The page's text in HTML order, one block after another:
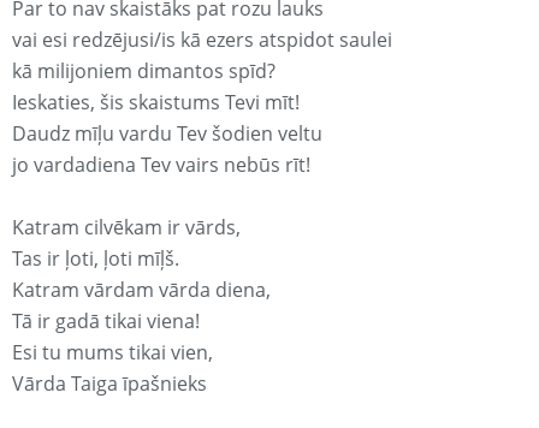
Par to nav skaistāks pat rozu lauks
vai esi redzējusi/is kā ezers atspidot saulei
kā milijoniem dimantos spīd?
Ieskaties, šis skaistums Tevi mīt!
Daudz mīļu vardu Tev šodien veltu
jo vardadiena Tev vairs nebūs rīt!
Katram cilvēkam ir vārds,
Tas ir ļoti, ļoti mīļš.
Katram vārdam vārda diena,
Tā ir gadā tikai viena!
Esi tu mums tikai vien,
Vārda Taiga īpašnieks